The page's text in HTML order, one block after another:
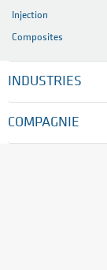
Injection
Composites
INDUSTRIES
COMPAGNIE